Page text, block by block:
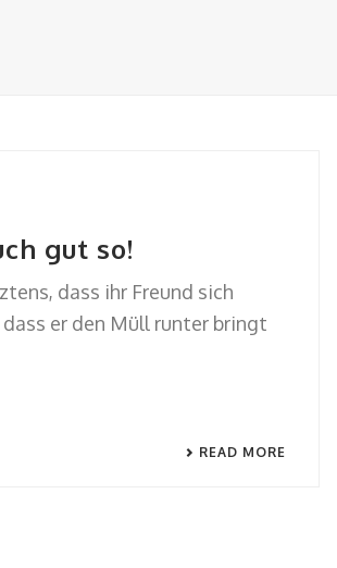
gut so!
dass ihr Freund sich
er den Müll runter bringt
READ MORE